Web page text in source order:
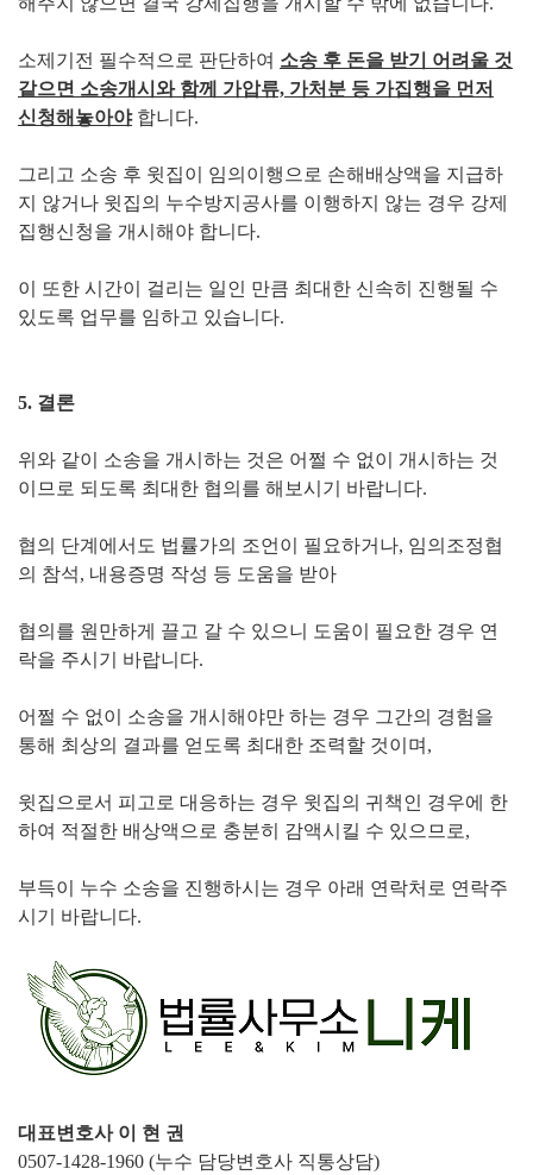
소제기전 필수적으로 판단하여 소송 후 돈을 받기 어려울 것
같으면 소송개시와 함께 가압류, 가처분 등 가집행을 먼저
신청해놓아야합니다.
그리고 소송 후 윗집이 임의이행으로 손해배상액을 지급하
지 않거나 윗집의 누수방지공사를 이행하지 않는 경우 강제
집행신청을 개시해야 합니다.
이 또한 시간이 걸리는 일인 만큼 최대한 신속히 진행될 수
있도록 업무를 임하고 있습니다.
5. 결론
위와 같이 소송을 개시하는 것은 어쩔 수 없이 개시하는 것
이므로 되도록 최대한 협의를 해보시기 바랍니다.
협의 단계에서도 법률가의 조언이 필요하거나, 임의조정협
의 참석, 내용증명 작성 등 도움을 받아
협의를 원만하게 끌고 갈 수 있으니 도움이 필요한 경우 연
락을 주시기 바랍니다.
어쩔 수 없이 소송을 개시해야만 하는 경우 그간의 경험을
통해 최상의 결과를 얻도록 최대한 조력할 것이며,
윗집으로서 피고로 대응하는 경우 윗집의 귀책인 경우에 한
하여 적절한 배상액으로 충분히 감액시킬 수 있으므로,
부득이 누수 소송을 진행하시는 경우 아래 연락처로 연락주
시기 바랍니다.
대표변호사 이 현 권
0507-1428-1960 (누수 담당변호사 직통상담)